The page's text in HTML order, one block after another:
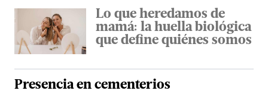
Lo que heredamos de
mamá: la huella biológica
que define quiénes somos
Presencia en cementerios